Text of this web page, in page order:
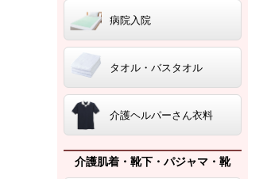
病院入院
タオル・バスタオル
介護ヘルパーさん衣料
介護肌着・靴下・パジャマ・靴